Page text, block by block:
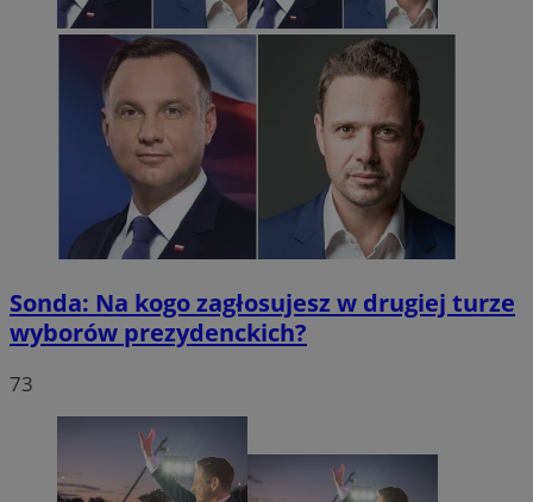
Sonda: Na kogo zagłosujesz w drugiej turze
wyborów prezydenckich?
73